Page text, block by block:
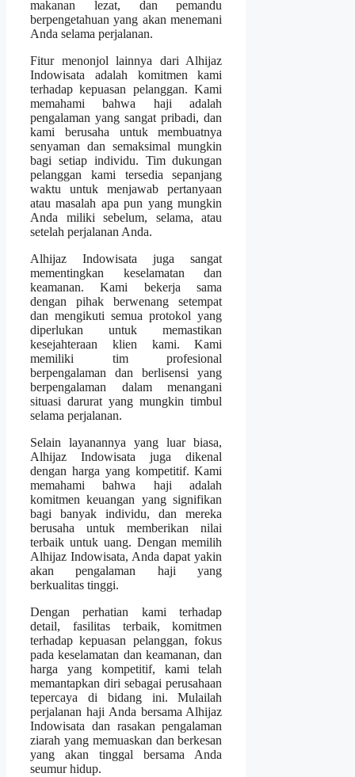
makanan lezat, dan pemandu
berpengetahuan yang akan menemani
Anda selama perjalanan.
Fitur menonjol lainnya dari Alhijaz
Indowisata adalah komitmen kami
terhadap kepuasan pelanggan. Kami
memahami bahwa haji adalah
pengalaman yang sangat pribadi, dan
kami berusaha untuk membuatnya
senyaman dan semaksimal mungkin
bagi setiap individu. Tim dukungan
pelanggan kami tersedia sepanjang
waktu untuk menjawab pertanyaan
atau masalah apa pun yang mungkin
Anda miliki sebelum, selama, atau
setelah perjalanan Anda.
Alhijaz Indowisata juga sangat
mementingkan keselamatan dan
keamanan. Kami bekerja sama
dengan pihak berwenang setempat
dan mengikuti semua protokol yang
diperlukan untuk memastikan
kesejahteraan klien kami. Kami
memiliki tim profesional
berpengalaman dan berlisensi yang
berpengalaman dalam menangani
situasi darurat yang mungkin timbul
selama perjalanan.
Selain layanannya yang luar biasa,
Alhijaz Indowisata juga dikenal
dengan harga yang kompetitif. Kami
memahami bahwa haji adalah
komitmen keuangan yang signifikan
bagi banyak individu, dan mereka
berusaha untuk memberikan nilai
terbaik untuk uang. Dengan memilih
Alhijaz Indowisata, Anda dapat yakin
akan pengalaman haji yang
berkualitas tinggi.
Dengan perhatian kami terhadap
detail, fasilitas terbaik, komitmen
terhadap kepuasan pelanggan, fokus
pada keselamatan dan keamanan, dan
harga yang kompetitif, kami telah
memantapkan diri sebagai perusahaan
tepercaya di bidang ini. Mulailah
perjalanan haji Anda bersama Alhijaz
Indowisata dan rasakan pengalaman
ziarah yang memuaskan dan berkesan
yang akan tinggal bersama Anda
seumur hidup.